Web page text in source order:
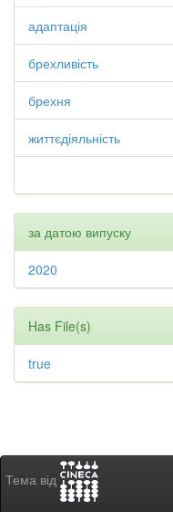
адаптація
брехливість
брехня
життєдіяльність
за датою випуску
2020
Has File(s)
true
Тема від